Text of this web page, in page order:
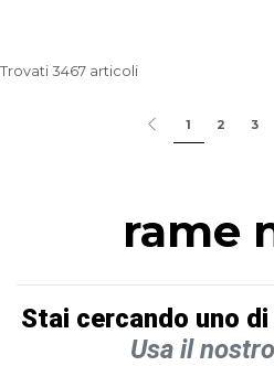
Trovati 3467 articoli
1 2 3
rame
Stai cercando uno
Usa il